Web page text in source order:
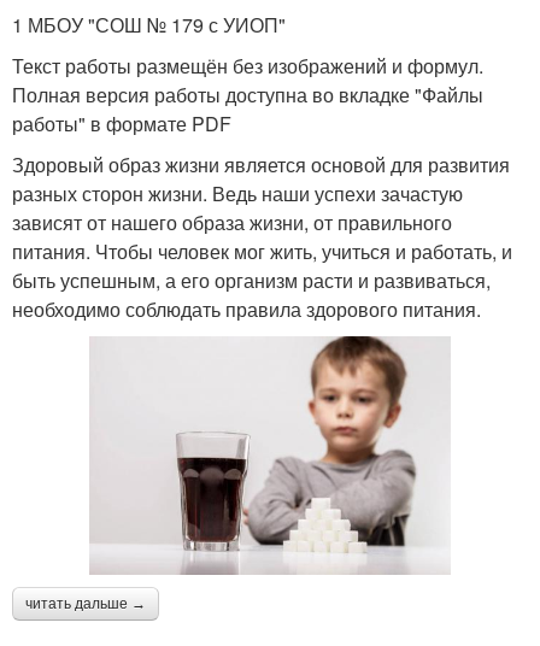
1 МБОУ "СОШ № 179 с УИОП"
Текст работы размещён без изображений и формул.
Полная версия работы доступна во вкладке "Файлы
работы" в формате PDF
Здоровый образ жизни является основой для развития
разных сторон жизни. Ведь наши успехи зачастую
зависят от нашего образа жизни, от правильного
питания. Чтобы человек мог жить, учиться и работать, и
быть успешным, а его организм расти и развиваться,
необходимо соблюдать правила здорового питания.
читать дальше →